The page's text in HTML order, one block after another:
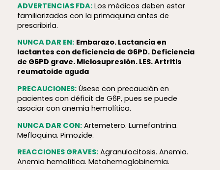
ADVERTENCIAS FDA:Los médicos deben estar
familiarizados con la primaquina antes de
prescribirla.
NUNCA DAR EN: Embarazo. Lactancia en
lactantes con deficiencia de G6PD. Deficiencia
de G6PD grave. Mielosupresión. LES. Artritis
reumatoide aguda
PRECAUCIONES:Úsese con precaución en
pacientes con déficit de G6P, pues se puede
asociar con anemia hemolítica.
NUNCA DAR CON:Artemetero. Lumefantrina.
Mefloquina. Pimozide.
REACCIONES GRAVES:Agranulocitosis. Anemia.
Anemia hemolítica. Metahemoglobinemia.